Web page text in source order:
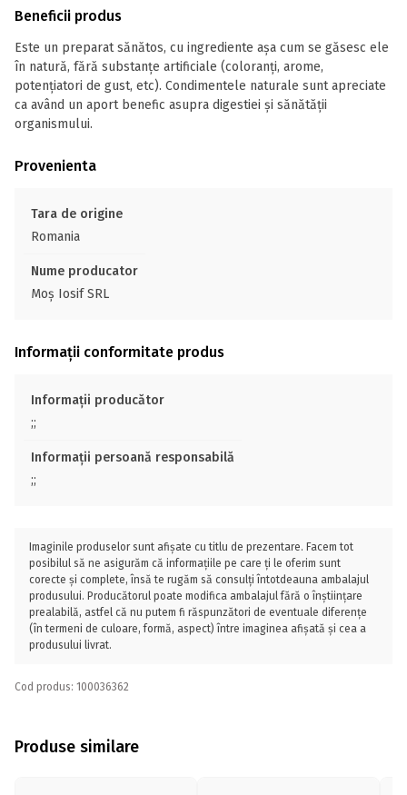
Beneficii produs
Este un preparat sănătos, cu ingrediente așa cum se găsesc ele
în natură, fără substanțe artificiale (coloranți, arome,
potențiatori de gust, etc). Condimentele naturale sunt apreciate
ca având un aport benefic asupra digestiei și sănătății
organismului.
Provenienta
Tara de origine
Romania
Nume producator
Moș Iosif SRL
Informații conformitate produs
Informații producător
;;
Informații persoană responsabilă
;;
Imaginile produselor sunt afișate cu titlu de prezentare. Facem tot
posibilul să ne asigurăm că informațiile pe care ți le oferim sunt
corecte și complete, însă te rugăm să consulți întotdeauna ambalajul
produsului. Producătorul poate modifica ambalajul fără o înștiințare
prealabilă, astfel că nu putem fi răspunzători de eventuale diferențe
(în termeni de culoare, formă, aspect) între imaginea afișată și cea a
produsului livrat.
Cod produs: 100036362
Produse similare